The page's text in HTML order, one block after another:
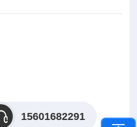
Wastewater
15601682291